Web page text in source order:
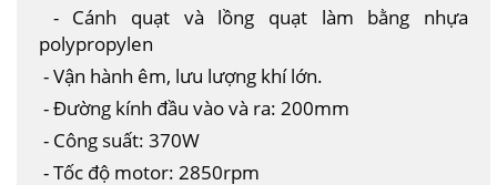
- Cánh quạt và lồng quạt làm bằng nhựa
polypropylen
- Vận hành êm, lưu lượng khí lớn.
- Đường kính đầu vào và ra: 200mm
- Công suất: 370W
- Tốc độ motor: 2850rpm